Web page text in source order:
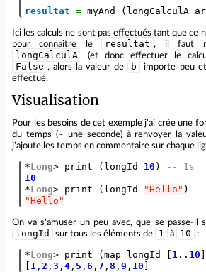
resultat = myAnd ( longCalculA
Ici les calculs ne sont pas effectués tant que ce
pour connaitre le
resultat , il faut
longCalculA (et donc effectuer le
False , alors la valeur de b
importe peu
effectué.
Visualisation
Pour les besoins de cet exemple j'ai crée une
du temps (~ une seconde) à renvoyer la
j'ajoute les temps en commentaire sur chaque
*Long> print ( longId 10 )
-- 1s
10
*Long> print ( longId "Hello" )
"Hello"
On va s'amuser un peu avec, que se passe-il
longId sur tous les éléments de 1 à 10 :
*Long> print ( map longId 1 .. 10
1 , 2 , 3 , 4 , 5 , 6 , 7 , 8 , 9 , 10